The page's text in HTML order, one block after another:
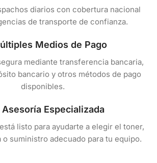
diarios con cobertura nacional
de transporte de confianza.
Medios de Pago
mediante transferencia bancaria,
bancario y otros métodos de pago
disponibles.
Asesoría Especializada
listo para ayudarte a elegir el toner,
suministro adecuado para tu equipo.